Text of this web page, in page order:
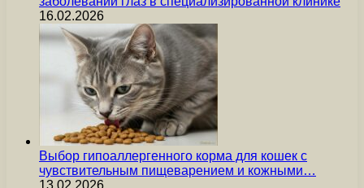
16.02.2026
Выбор гипоаллергенного корма для кошек с
чувствительным пищеварением и кожными…